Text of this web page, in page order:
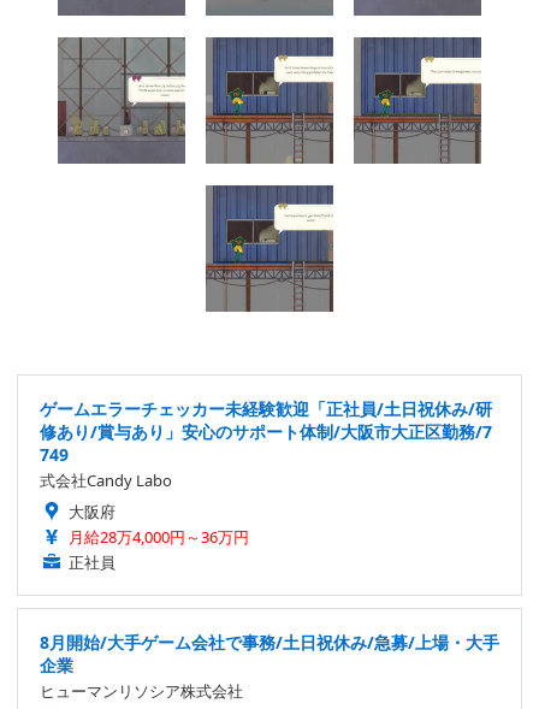
ゲームエラーチェッカー未経験歓迎「正社員/土日祝休み/研
修あり/賞与あり」安心のサポート体制/大阪市大正区勤務/7
749
式会社Candy Labo
大阪府
月給28万4,000円～36万円
正社員
8月開始/大手ゲーム会社で事務/土日祝休み/急募/上場・大手
企業
ヒューマンリソシア株式会社